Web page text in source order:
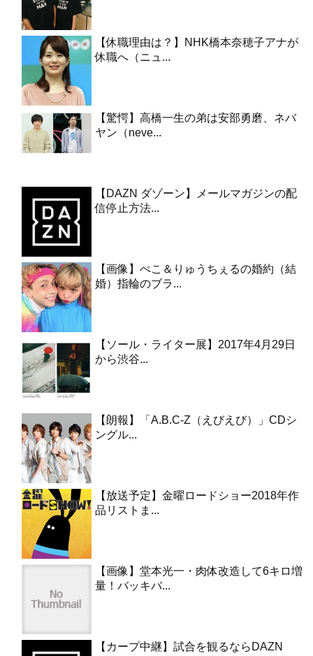
【休職理由は？】NHK橋本奈穂子アナが
休職へ（ニュ...
【驚愕】高橋一生の弟は安部勇磨、ネバ
ヤン（neve...
【DAZN ダゾーン】メールマガジンの配
信停止方法...
【画像】ぺこ＆りゅうちぇるの婚約（結
婚）指輪のブラ...
【ソール・ライター展】2017年4月29日
から渋谷...
【朗報】「A.B.C-Z（えびえび）」CDシ
ングル...
【放送予定】金曜ロードショー2018年作
品リストま...
【画像】堂本光一・肉体改造して6キロ増
量！バッキバ...
【カープ中継】試合を観るならDAZN